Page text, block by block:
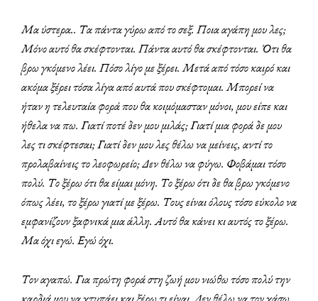
Μα ύστερα.. Τα πάντα γύρω από το σεξ. Ποια αγάπη μου λες;
Μόνο αυτό θα σκέφτονται. Πάντα αυτό θα σκέφτονται. Ότι θα
βρω γκόμενο λέει. Πόσο λίγο με ξέρει. Μετά από τόσο καιρό και
ακόμα ξέρει τόσα λίγα από αυτά που σκέφτομαι.Μπορεί να
ήταν η τελευταία φορά που θα κοιμόμασταν μόνοι, μου είπε και
ήθελα να πω. Γιατί ποτέ δεν μου μιλάς; Γιατί μια φορά δε μου
λες τι σκέφτεσαι; Γιατί δεν μου λες θέλω να μείνεις, αντί το
προλαβαίνεις το λεοφωρείο; Δεν θέλω να φύγω. Φοβάμαι τόσο
πολύ. Το ξέρω ότι θα είμαι μόνη. Το ξέρω ότι δε θα βρω γκόμενο
όπως λέει, το ξέρω γιατί με ξέρω. Τους είναι όλους τόσο εύκολο να
εμφανίζουν ξαφνικά μια άλλη. Αυτό θα κάνει κι αυτός το ξέρω.
Μα όχι εγώ. Εγώ όχι.
Τον αγαπώ. Για πρώτη φορά στη ζωή μου νιώθω τόσο πολύ την